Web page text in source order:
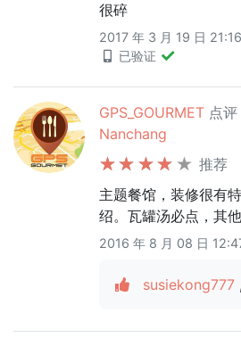
很碎
2017 年 3 月 19 日 21:16
已验证
GPS_GOURMET 点评
Nanchang
推荐
主题餐馆，装修很有
绍。瓦罐汤必点，其
2016 年 8 月 08 日
susiekong777 ,